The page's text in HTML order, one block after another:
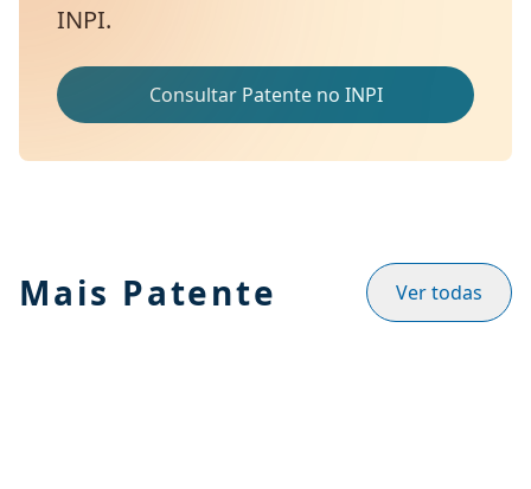
INPI.
Consultar Patente no INPI
Mais Patente Ver todas